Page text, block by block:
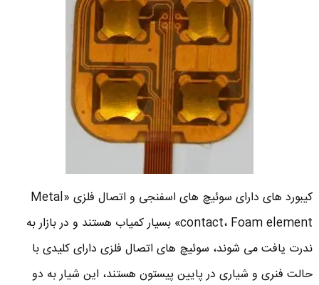
کیبورد های دارای سوئیچ های اسفنجی و اتصال فلزی «Metal
contact، Foam element» بسیار کمیاب هستند و در بازار به
ندرت یافت می شوند، سوئیچ های اتصال فلزی دارای کلیدی با
حالت فنری و شیاری در پایین پیستون هستند، این شیار به دو